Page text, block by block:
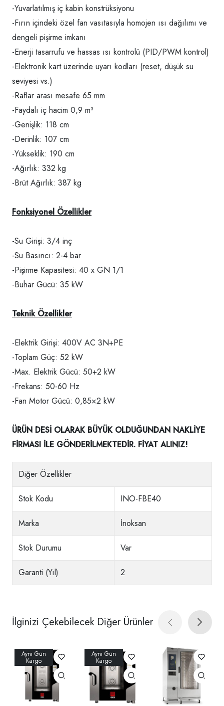
-Yuvarlatılmış iç kabin konstrüksiyonu
-Fırın içindeki özel fan vasıtasıyla homojen ısı dağılımı ve
dengeli pişirme imkanı
-Enerji tasarrufu ve hassas ısı kontrolü (PID/PWM kontrol)
-Elektronik kart üzerinde uyarı kodları (reset, düşük su
seviyesi vs.)
-Raflar arası mesafe 65 mm
-Faydalı iç hacim 0,9 m³
-Genişlik: 118 cm
-Derinlik: 107 cm
-Yükseklik: 190 cm
-Ağırlık: 332 kg
-Brüt Ağırlık: 387 kg
Fonksiyonel Özellikler
-Su Girişi: 3/4 inç
-Su Basıncı: 2-4 bar
-Pişirme Kapasitesi: 40 x GN 1/1
-Buhar Gücü: 35 kW
Teknik Özellikler
-Elektrik Girişi: 400V AC 3N+PE
-Toplam Güç: 52 kW
-Max. Elektrik Gücü: 50+2 kW
-Frekans: 50-60 Hz
-Fan Motor Gücü: 0,85×2 kW
ÜRÜN DESİ OLARAK BÜYÜK OLDUĞUNDAN NAKLİYE
FİRMASI İLE GÖNDERİLMEKTEDİR. FİYAT ALINIZ!
Diğer Özellikler
Stok Kodu INO-FBE40
Marka İnoksan
Stok Durumu Var
Garanti (Yıl) 2
İlginizi Çekebilecek Diğer Ürünler